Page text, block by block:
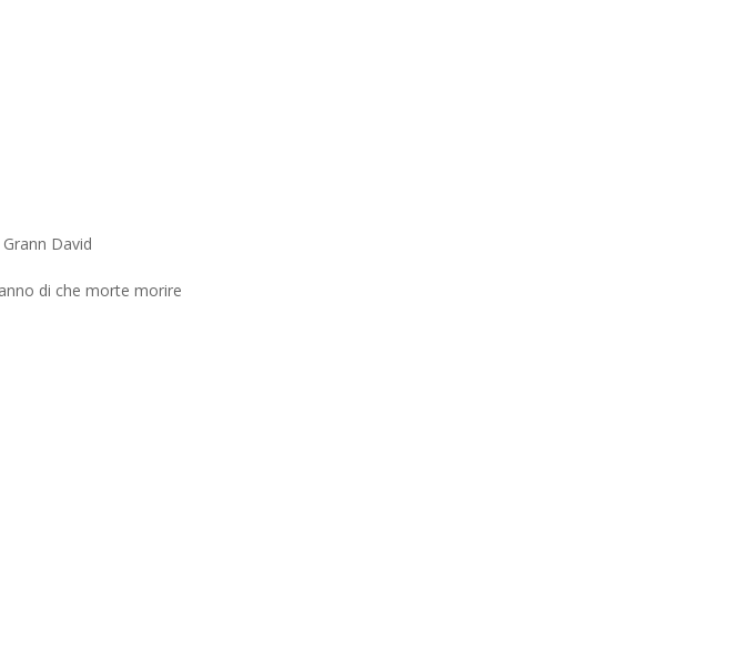
David
di che morte morire